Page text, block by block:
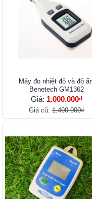
Máy đo nhiệt độ và độ
Benetech GM1362
Giá: 1.000.000₫
Giá cũ: 1.400.000₫